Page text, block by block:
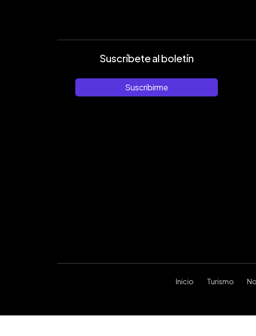
Suscríbete al boletín
Suscribirme
Inicio Turismo